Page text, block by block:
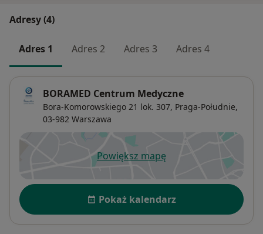
Adresy (4)
Adres 1 Adres 2 Adres 3 Adres 4
BORAMED Centrum Medyczne
Bora-Komorowskiego 21 lok. 307, Praga-Południe,
03-982 Warszawa
Powiększ mapęotwiera się w nowej karcie
Dostępność
Pokaż kalendarz